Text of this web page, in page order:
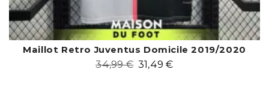
Maillot Retro Juventus Domicile 2019/2020
34,99€ 31,49€